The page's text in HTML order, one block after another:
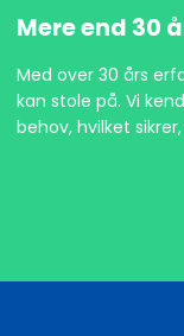
Mere end 30
Med over 30 års
kan stole på. Vi
behov, hvilket